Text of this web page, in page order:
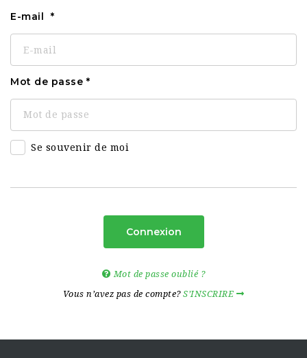
E-mail
Mot de passe
Se souvenir de moi
Connexion
Mot de passe oublié ?
Vous n’avez pas de compte?S’INSCRIRE